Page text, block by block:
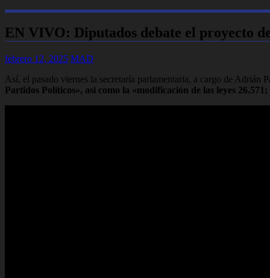
EN VIVO: Diputados debate el proyecto
febrero 12, 2025 MAD
Así, el pasado viernes la secretaría parlamentaria, a cargo de Adrián
Partidos Políticos», así como la «modificación de las leyes 26.571;